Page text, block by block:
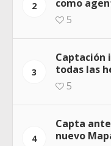
2
como
5
3
Captación
todas las
5
4
Capta
nuevo